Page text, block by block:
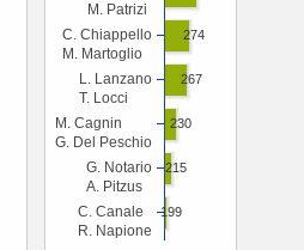
C. Canale
R. Napione
G. Notario
A. Pitzus
M. Cagnin
G. Del Peschio
L. Lanzano
T. Locci
C. Chiappello
M. Martoglio
M. Patrizi
199
215
230
267
274